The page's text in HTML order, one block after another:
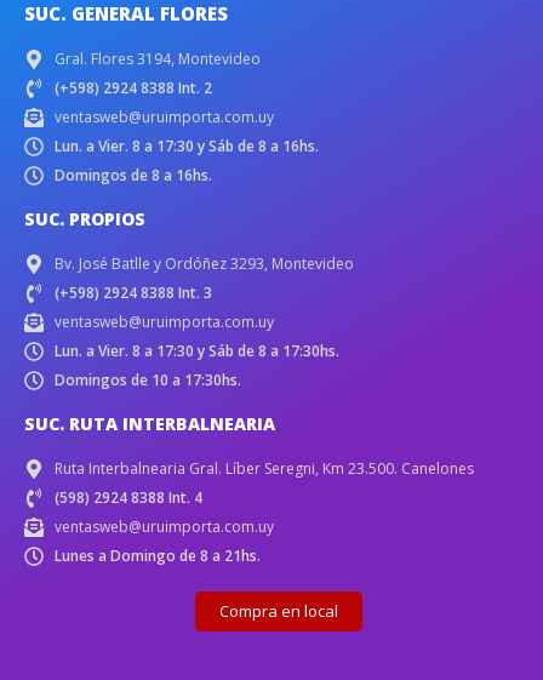
SUC. GENERAL FLORES
Gral. Flores 3194, Montevideo
(+598) 2924 8388 Int. 2
ventasweb@uruimporta.com.uy
Lun. a Vier. 8 a 17:30 y Sáb de 8 a 16hs.
Domingos de 8 a 16hs.
SUC. PROPIOS
Bv. José Batlle y Ordóñez 3293, Montevideo
(+598) 2924 8388 Int. 3
ventasweb@uruimporta.com.uy
Lun. a Vier. 8 a 17:30 y Sáb de 8 a 17:30hs.
Domingos de 10 a 17:30hs.
SUC. RUTA INTERBALNEARIA
Ruta Interbalnearia Gral. Líber Seregni, Km 23.500. Canelones
(598) 2924 8388 Int. 4
ventasweb@uruimporta.com.uy
Lunes a Domingo de 8 a 21hs.
Compra en local